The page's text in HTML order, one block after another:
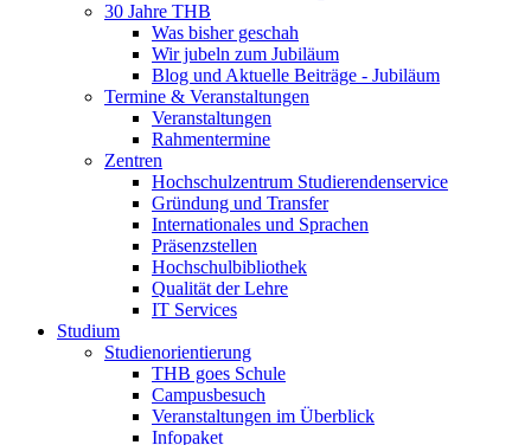
30 Jahre THB
Was bisher geschah
Wir jubeln zum Jubiläum
Blog und Aktuelle Beiträge - Jubiläum
Termine & Veranstaltungen
Veranstaltungen
Rahmentermine
Zentren
Hochschulzentrum Studierendenservice
Gründung und Transfer
Internationales und Sprachen
Präsenzstellen
Hochschulbibliothek
Qualität der Lehre
IT Services
Studium
Studienorientierung
THB goes Schule
Campusbesuch
Veranstaltungen im Überblick
Infopaket